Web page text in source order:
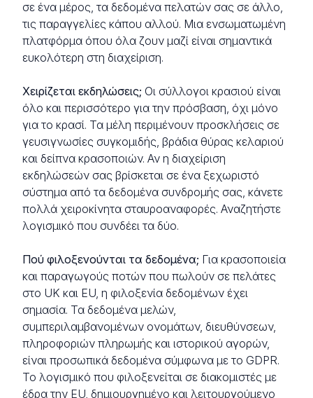
σε ένα μέρος, τα δεδομένα πελατών σας σε άλλο,
τις παραγγελίες κάπου αλλού. Μια ενσωματωμένη
πλατφόρμα όπου όλα ζουν μαζί είναι σημαντικά
ευκολότερη στη διαχείριση.
Χειρίζεται εκδηλώσεις; Οι σύλλογοι κρασιού είναι
όλο και περισσότερο για την πρόσβαση, όχι μόνο
για το κρασί. Τα μέλη περιμένουν προσκλήσεις σε
γευσιγνωσίες συγκομιδής, βράδια θύρας κελαριού
και δείπνα κρασοποιών. Αν η διαχείριση
εκδηλώσεών σας βρίσκεται σε ένα ξεχωριστό
σύστημα από τα δεδομένα συνδρομής σας, κάνετε
πολλά χειροκίνητα σταυροαναφορές. Αναζητήστε
λογισμικό που συνδέει τα δύο.
Πού φιλοξενούνται τα δεδομένα; Για κρασοποιεία
και παραγωγούς ποτών που πωλούν σε πελάτες
στο UK και EU, η φιλοξενία δεδομένων έχει
σημασία. Τα δεδομένα μελών,
συμπεριλαμβανομένων ονομάτων, διευθύνσεων,
πληροφοριών πληρωμής και ιστορικού αγορών,
είναι προσωπικά δεδομένα σύμφωνα με το GDPR.
Το λογισμικό που φιλοξενείται σε διακομιστές με
έδρα την EU, δημιουργημένο και λειτουργούμενο